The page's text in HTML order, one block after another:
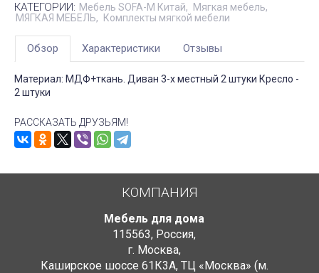
КАТЕГОРИИ: Мебель SOFA-M Китай
Мягкая мебель
МЯГКАЯ МЕБЕЛЬ
Комплекты мягкой мебели
Обзор Характеристики Отзывы
Материал: МДФ+ткань. Диван 3-х местный 2 штуки Кресло -
2 штуки
РАССКАЗАТЬ ДРУЗЬЯМ!
КОМПАНИЯ
Мебель для дома
115563, Россия,
г. Москва,
Каширское шоссе 61К3А, ТЦ «Москва» (м.